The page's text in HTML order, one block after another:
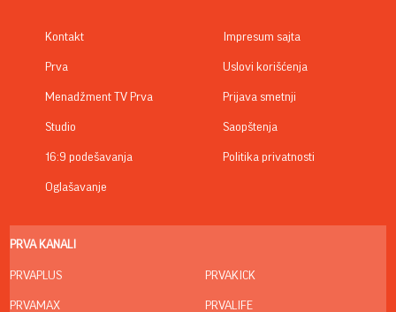
Kontakt
Prva
Menadžment TV Prva
Studio
16:9 podešavanja
Oglašavanje
Impresum sajta
Uslovi korišćenja
Prijava smetnji
Saopštenja
Politika privatnosti
PRVA KANALI
PRVAPLUS
PRVAMAX
PRVAKICK
PRVALIFE